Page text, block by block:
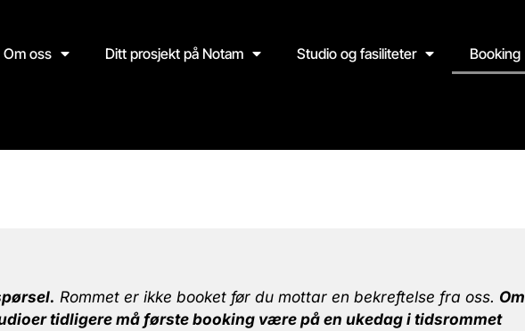
Om oss Ditt prosjekt på Notam Studio og fasiliteter Booking
Rommet er ikke booket før du mottar en bekreftelse fra oss. Om
tidligere må første booking være på en ukedag i tidsrommet